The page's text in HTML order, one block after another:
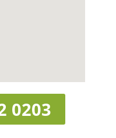
0203